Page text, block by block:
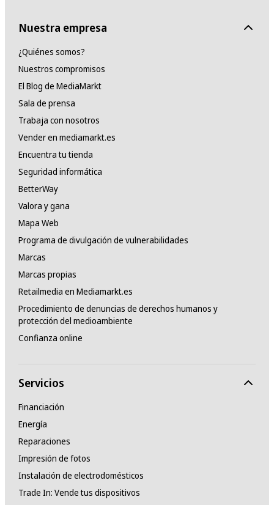
Nuestra empresa
¿Quiénes somos?
Nuestros compromisos
El Blog de MediaMarkt
Sala de prensa
Trabaja con nosotros
Vender en mediamarkt.es
Encuentra tu tienda
Seguridad informática
BetterWay
Valora y gana
Mapa Web
Programa de divulgación de vulnerabilidades
Marcas
Marcas propias
Retailmedia en Mediamarkt.es
Procedimiento de denuncias de derechos humanos y
protección del medioambiente
Confianza online
Servicios
Financiación
Energía
Reparaciones
Impresión de fotos
Instalación de electrodomésticos
Trade In: Vende tus dispositivos